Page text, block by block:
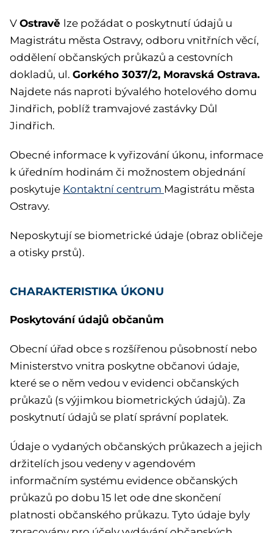
V Ostravě lze požádat o poskytnutí údajů u
Magistrátu města Ostravy, odboru vnitřních věcí,
oddělení občanských průkazů a cestovních
dokladů, ul. Gorkého 3037/2, Moravská Ostrava.
Najdete nás naproti bývalého hotelového domu
Jindřich, poblíž tramvajové zastávky Důl
Jindřich.
Obecné informace k vyřizování úkonu, informace
k úředním hodinám či možnostem objednání
poskytuje Kontaktní centrum Magistrátu města
Ostravy.
Neposkytují se biometrické údaje (obraz obličeje
a otisky prstů).
CHARAKTERISTIKA ÚKONU
Poskytování údajů občanům
Obecní úřad obce s rozšířenou působností nebo
Ministerstvo vnitra poskytne občanovi údaje,
které se o něm vedou v evidenci občanských
průkazů (s výjimkou biometrických údajů). Za
poskytnutí údajů se platí správní poplatek.
Údaje o vydaných občanských průkazech a jejich
držitelích jsou vedeny v agendovém
informačním systému evidence občanských
průkazů po dobu 15 let ode dne skončení
platnosti občanského průkazu. Tyto údaje byly